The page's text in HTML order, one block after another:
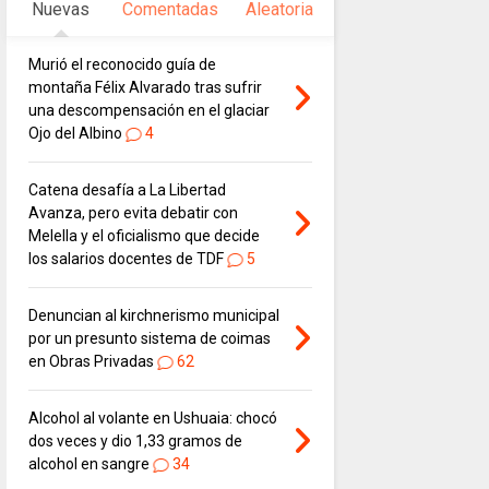
Nuevas Comentadas Aleatoria
Murió el reconocido guía de
montaña Félix Alvarado tras sufrir
una descompensación en el glaciar
Ojo del Albino
4
Catena desafía a La Libertad
Avanza, pero evita debatir con
Melella y el oficialismo que decide
los salarios docentes de TDF
5
Denuncian al kirchnerismo municipal
por un presunto sistema de coimas
en Obras Privadas
62
Alcohol al volante en Ushuaia: chocó
dos veces y dio 1,33 gramos de
alcohol en sangre
34